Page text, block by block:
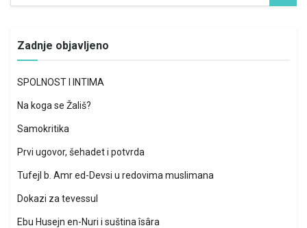
Zadnje objavljeno
SPOLNOST I INTIMA
Na koga se Žališ?
Samokritika
Prvi ugovor, šehadet i potvrda
Tufejl b. Amr ed-Devsi u redovima muslimana
Dokazi za tevessul
Ebu Husejn en-Nuri i suština îsâra